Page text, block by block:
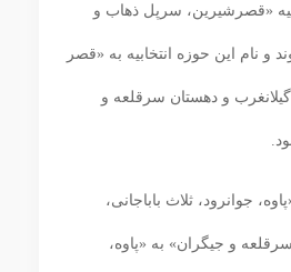
«قصرشیرین، سرپل ذهاب و
و نام این حوزه انتخابیه به «قصر
و دهستان سرقلعه و
جوانرود، ثلاث باباجانی،
و جیگران» به «پاوه،